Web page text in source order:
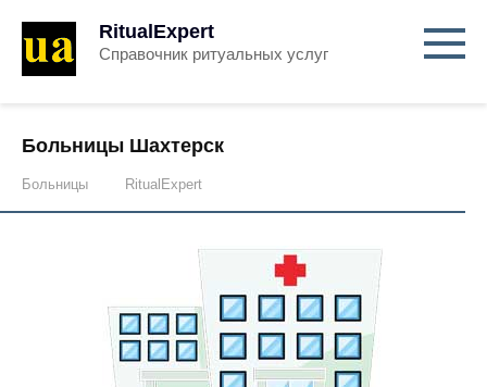
RitualExpert
Справочник ритуальных услуг
Больницы Шахтерск
Больницы RitualExpert